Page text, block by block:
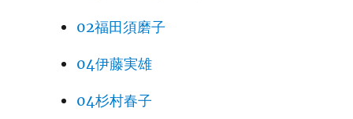
02福田須磨子
04伊藤実雄
04杉村春子